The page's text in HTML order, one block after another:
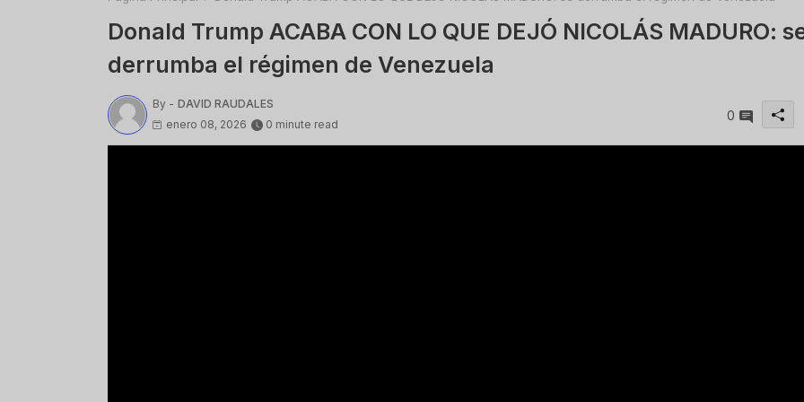
Donald Trump ACABA CON LO QUE DEJÓ NICOLÁS MADURO:
derrumba el régimen de Venezuela
By - DAVID RAUDALES
enero 08, 2026
0 minute read
0